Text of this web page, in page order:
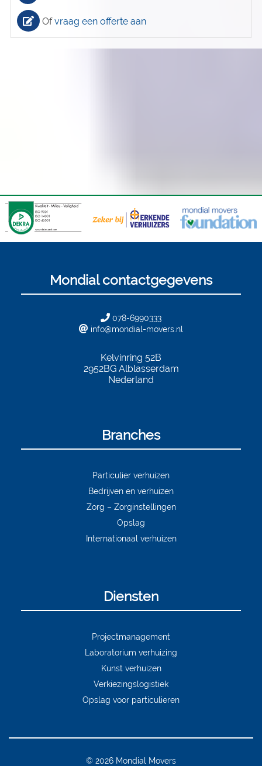
Ofvraag een offerte aan
Mondial contactgegevens
078-6990333
info@mondial-movers.nl
Kelvinring 52B
2952BGAlblasserdam
Nederland
Branches
Particulier verhuizen
Bedrijven en verhuizen
Zorg – Zorginstellingen
Opslag
Internationaal verhuizen
Diensten
Projectmanagement
Laboratorium verhuizing
Kunst verhuizen
Verkiezingslogistiek
Opslag voor particulieren
© 2026 Mondial Movers